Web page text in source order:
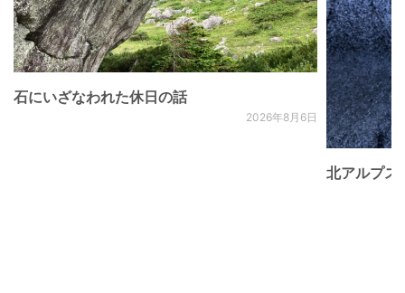
石にいざなわれた休日の話
2026年8月6日
北アルプ